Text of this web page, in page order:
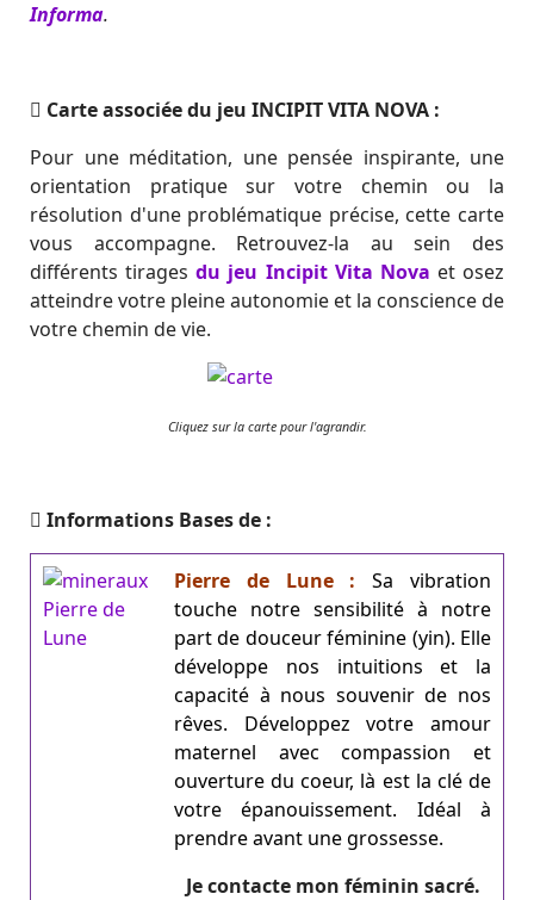
Informa.
Carte associée du jeu INCIPIT VITA NOVA :
Pour une méditation, une pensée inspirante, une
orientation pratique sur votre chemin ou la
résolution d'une problématique précise, cette carte
vous accompagne. Retrouvez-la au sein des
différents tiragesdu jeu Incipit Vita Nova et osez
atteindre votre pleine autonomie et la conscience de
votre chemin de vie.
Cliquez sur la carte pour l'agrandir.
Informations Bases de :
Pierre de Lune :Sa vibration
touche notre sensibilité à notre
part de douceur féminine (yin). Elle
développe nos intuitions et la
capacité à nous souvenir de nos
rêves. Développez votre amour
maternel avec compassion et
ouverture du coeur, là est la clé de
votre épanouissement. Idéal à
prendre avant une grossesse.
Je contacte mon féminin sacré.